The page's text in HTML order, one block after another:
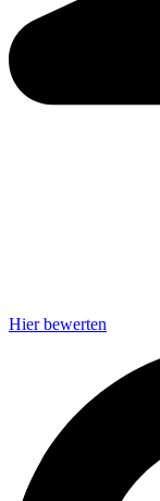
Hier bewerten